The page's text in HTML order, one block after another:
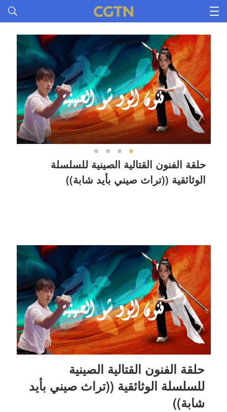
حلقة الفنون القتالية الصينية للسلسلة
الوثائقية ((تراث صيني بأيد شابة))
حلقة الفنون القتالية الصينية
للسلسلة الوثائقية ((تراث صيني بأيد
شابة))